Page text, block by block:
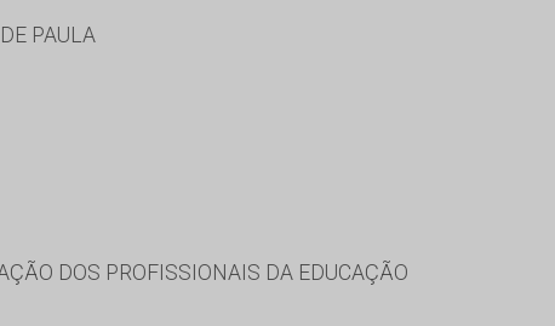
PAULA
DOS PROFISSIONAIS DA EDUCAÇÃO